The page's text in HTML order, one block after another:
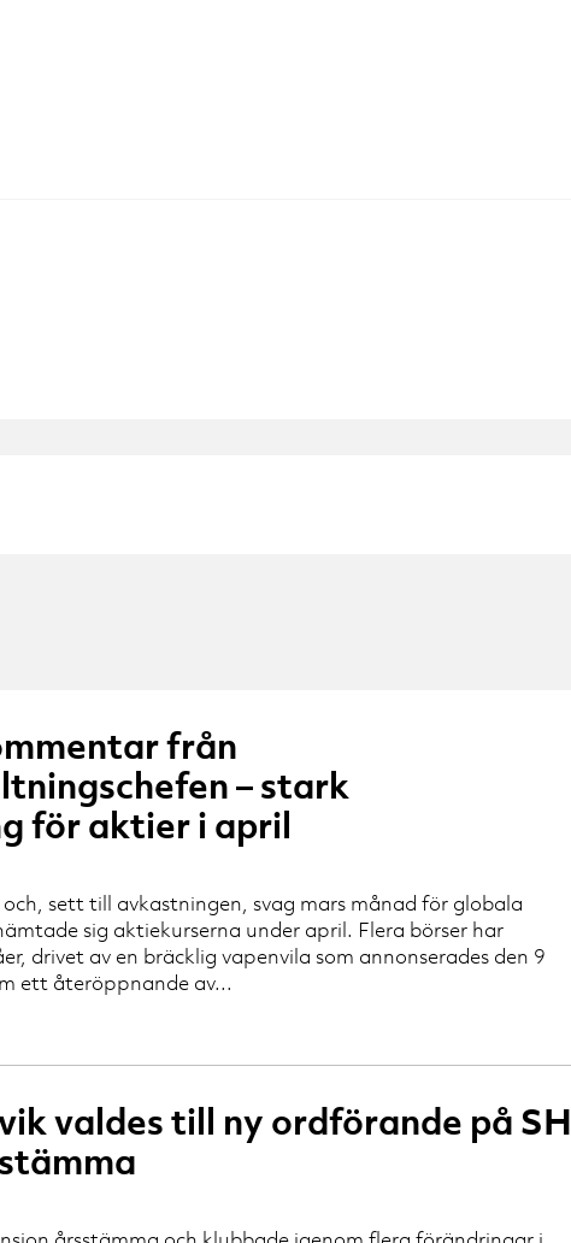
från
– stark
för aktier i april
sett till avkastningen, svag mars månad för globala
sig aktiekurserna under april. Flera börser har
drivet av en bräcklig vapenvila som annonserades den 9
ett återöppnande av...
valdes till ny ordförande på SH